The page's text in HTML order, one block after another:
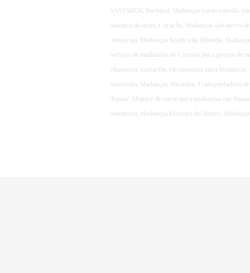
SANTARÉM, Portugal, Mudanças santo estevão,
santana do mato, Coruche, Mudanças salvaterra
Almeirim, Mudanças Benfica do Ribatejo,
serviço de mudanças do Cartaxo para, preços de
chamusca, santarém, Orçamentos para
Santarém, Mudanças Abrantes, Transportadora
Tomar, Aluguer de carro para mudanças em
Santarém, Mudanças Ferreira do Zêzere,